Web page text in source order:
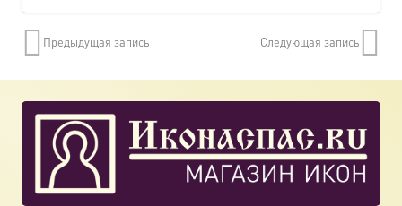
Предыдущая запись Следующая запись